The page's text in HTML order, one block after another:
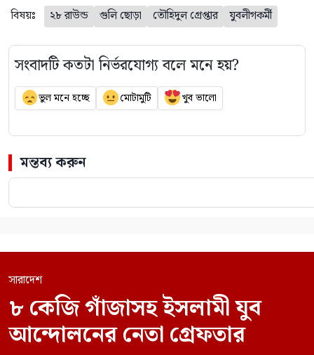
বিষয়ঃ ২৮ রাউন্ড গুলি ছোড়া তৌহিদুল গ্রেপ্তার যুবলীগকর্মী
সংবাদটি কতটা নির্ভরযোগ্য বলে মনে হয়?
ভুল মনে হচ্ছে মোটামুটি খুব ভালো
মন্তব্য করুন
সারাদেশ
৮ কেজি গাঁজাসহ ইসলামী যুব
আন্দোলনের নেতা গ্রেফতার